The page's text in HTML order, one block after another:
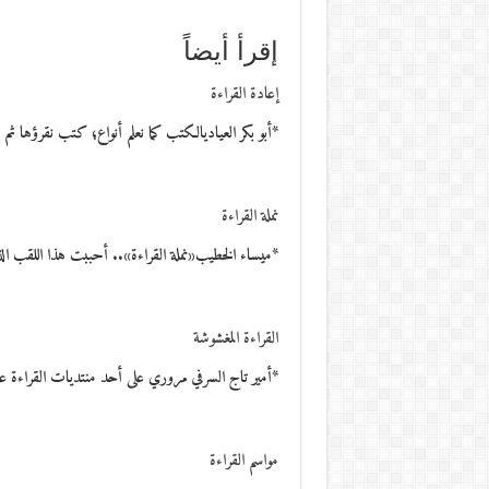
إقرأ أيضاً
إعادة القراءة
*أبو بكر العياديالكتب كما نعلم أنواع؛ كتب نقرؤها
نملة القراءة
*ميساء الخطيب«نملة القراءة».. أحببت هذا
القراءة المغشوشة
*أمير تاج السرفي مروري على أحد منتديات
مواسم القراءة